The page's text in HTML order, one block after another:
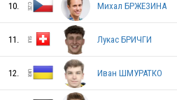
LAT
10. Михал БРЖЕЗИНА
11. Лукас БРИЧГИ
12. Иван ШМУРАТКО